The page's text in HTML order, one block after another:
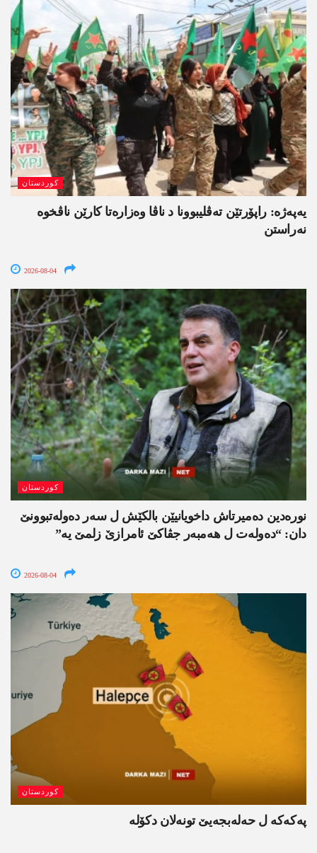
کوردستان
یەپەژە: راپۆرتێن تەڤلیبوونا د ناڤا وەزارەتا کارێن ناڤخوە
نەراستن
2026-08-04
کوردستان
نورەدین دەمیرتاش داخویانیێن بالکێش ل سەر دەولەتبوونێ
دان: “دەولەت ل ھەمبەر جڤاکێ ئامرازێ زلمێ یە”
2026-08-04
کوردستان
پەکەکە ل حەلەبجەیێ تونەلان دکۆلە